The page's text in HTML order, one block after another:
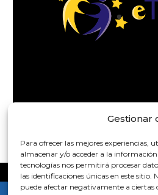
Gestionar
Para ofrecer las mejores experiencias,
almacenar y/o acceder a la
tecnologías nos permitirá procesar
las identificaciones únicas en este
puede afectar negativamente a ciertas